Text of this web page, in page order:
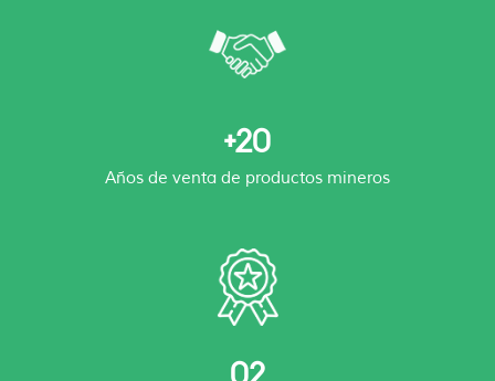
+20
Años de venta de productos mineros